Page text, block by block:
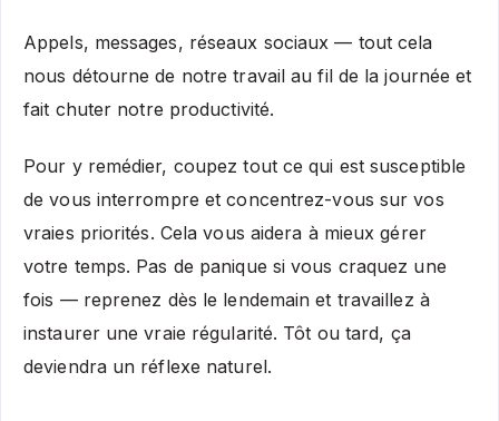
Appels, messages, réseaux sociaux — tout cela
nous détourne de notre travail au fil de la journée et
fait chuter notre productivité.
Pour y remédier, coupez tout ce qui est susceptible
de vous interrompre et concentrez-vous sur vos
vraies priorités. Cela vous aidera à mieux gérer
votre temps. Pas de panique si vous craquez une
fois — reprenez dès le lendemain et travaillez à
instaurer une vraie régularité. Tôt ou tard, ça
deviendra un réflexe naturel.